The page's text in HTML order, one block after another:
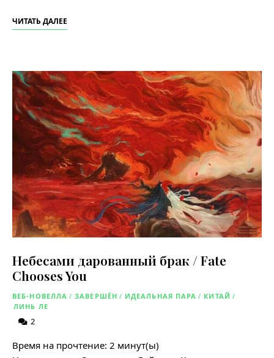
ЧИТАТЬ ДАЛЕЕ
Небесами дарованный брак / Fate
Chooses You
ВЕБ-НОВЕЛЛА / ЗАВЕРШЁН / ИДЕАЛЬНАЯ ПАРА / КИТАЙ /
ЛИНЬ ЛЕ
2
Время на прочтение: 2 минут(ы)